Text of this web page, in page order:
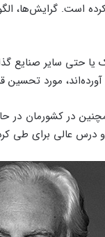
است. گرایش‌ها،
حتی سایر صنایع
مورد تحسین
در کشورمان در
درس عالی برای طی